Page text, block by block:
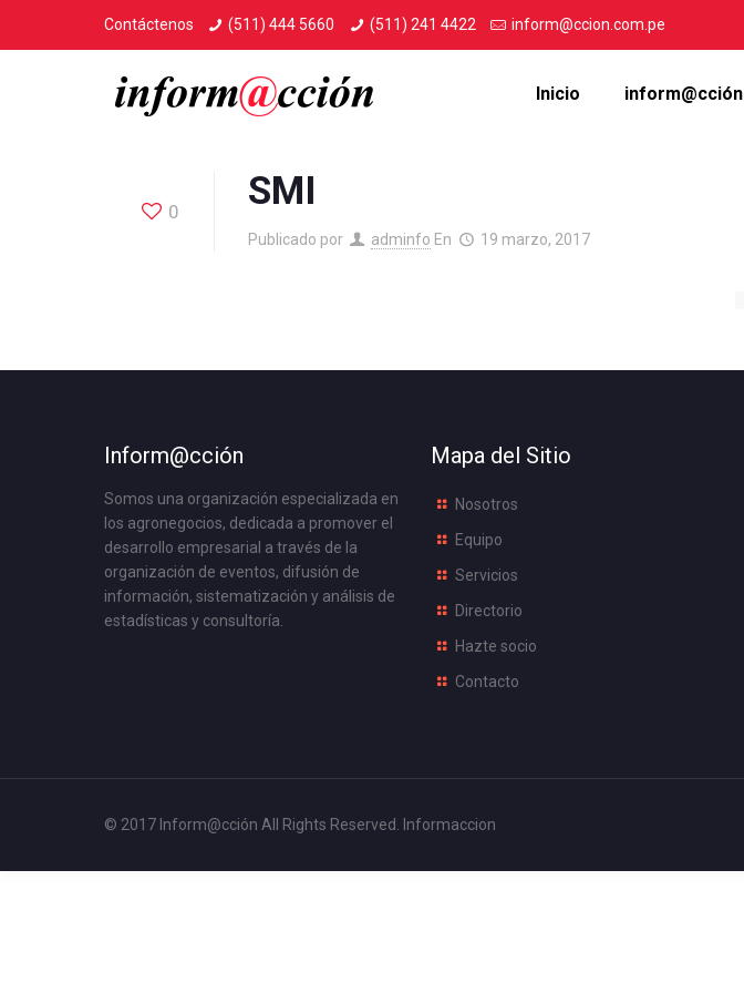
Contáctenos (511) 444 5660 (511) 241 4422 inform@ccion.com.pe
Inicio inform@cción
0 SMI
Publicado por adminfo En 19 marzo, 2017
Inform@cción
Somos una organización especializada en
los agronegocios, dedicada a promover el
desarrollo empresarial a través de la
organización de eventos, difusión de
información, sistematización y análisis de
estadísticas y consultoría.
Mapa del Sitio
Nosotros
Equipo
Servicios
Directorio
Hazte socio
Contacto
© 2017 Inform@cción All Rights Reserved. Informaccion